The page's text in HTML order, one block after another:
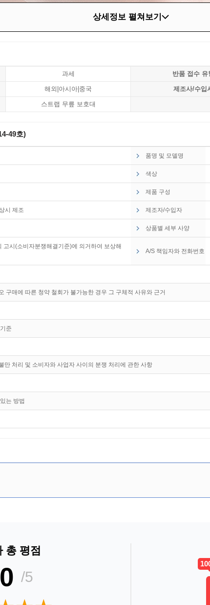
상세정보 펼쳐보기
과세 반품 접수 유
해외|아시아|중국 제조사/수입
스트랩 무릎 보호대
49호)
품명 및 모델명
색상
제품 구성
시 제조 제조자/수입자
상품별 세부 사양
고시(소비자분쟁해결기준)에 의거하여 보상해
A/S 책임자와 전화번호
구매에 따른 청약 철회가 불가능한 경우 그 구체적 사유와 근거
준
만 처리 및 소비자와 사업자 사이의 분쟁 처리에 관한 사항
는 방법
총 평점
/5